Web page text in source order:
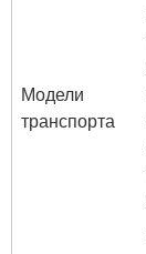
Модели
транспорта